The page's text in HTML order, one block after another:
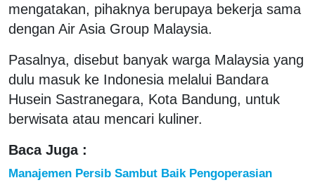
mengatakan, pihaknya berupaya bekerja sama
dengan Air Asia Group Malaysia.
Pasalnya, disebut banyak warga Malaysia yang
dulu masuk ke Indonesia melalui Bandara
Husein Sastranegara, Kota Bandung, untuk
berwisata atau mencari kuliner.
Baca Juga :
Manajemen Persib Sambut Baik Pengoperasian